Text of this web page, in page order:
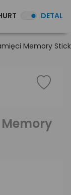
DETAL
Memory Stick